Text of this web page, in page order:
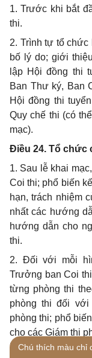
1. Trước khi bắt
thi.
2. Trình tự tổ chức
bố lý do; giới
lập Hội đồng thi
Ban Thư ký, Ban
Hội đồng thi
Quy chế thi (có
mạc).
Điều 24. Tổ chức
1. Sau lễ khai
Coi thi; phổ biến
hạn, trách nhiệm
nhất các hướng
hướng dẫn cho
thi.
2. Đối với mỗi
Trưởng ban Coi
từng phòng thi
phòng thi đối
phòng thi; phổ
cho các Giám thị
hình thức thi.
Chú thích màu chỉ